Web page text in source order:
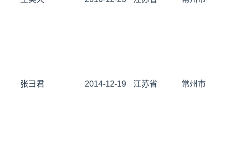
张彐君 2014-12-19 江苏省 常州市